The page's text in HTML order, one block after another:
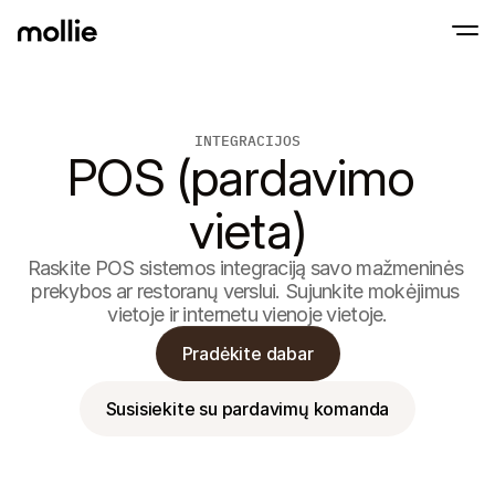
INTEGRACIJOS
POS (pardavimo
vieta)
Raskite POS sistemos integraciją savo mažmeninės
prekybos ar restoranų verslui. Sujunkite mokėjimus
vietoje ir internetu vienoje vietoje.
Pradėkite dabar
Susisiekite su pardavimų komanda
Tap to Pay iPhone įrenginiuose
Priimkite bekontakčius mokėjimus tiesiog
Sužinokite daugiau
Priimkite mokėjimus
Priimkite ir valdykite
internetu
Atsiskaitymas
Pasiūlykite
atsiskaitymą
Pasikartojantys
optimizuokite